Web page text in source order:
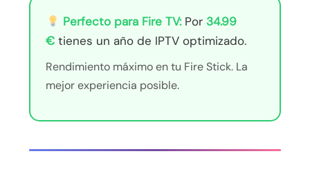
Perfecto para Fire TV:Por 34.99
€ tienes un año de IPTV optimizado.
Rendimiento máximo en tu Fire Stick. La
mejor experiencia posible.